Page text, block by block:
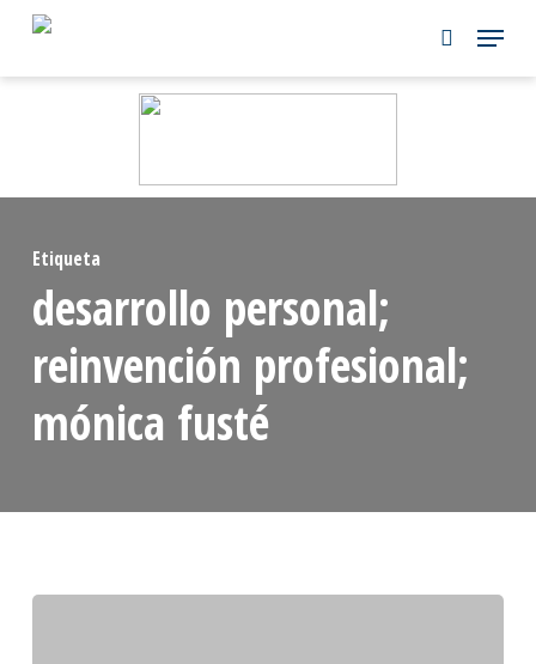
Skip
Etiqueta
desarrollo personal;
reinvención profesional;
mónica fusté